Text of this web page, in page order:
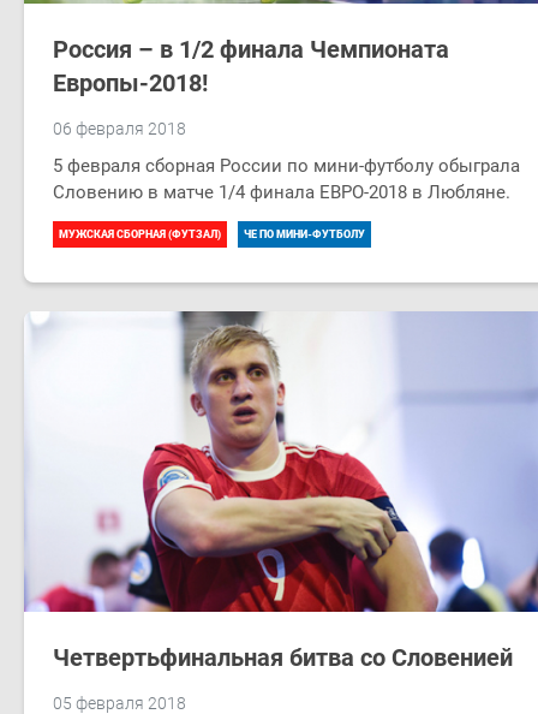
06 февраля 2018
Россия – в 1/2 финала Чемпионата
Европы-2018!
5 февраля сборная России по мини-футболу обыграла
Словению в матче 1/4 финала ЕВРО-2018 в Любляне.
МУЖСКАЯ СБОРНАЯ (ФУТЗАЛ) ЧЕ ПО МИНИ-ФУТБОЛУ
05 февраля 2018
Четвертьфинальная битва со Словенией